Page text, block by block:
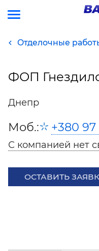
Отделочные
ФОП
Днепр
Моб.: +380 97
С компанией нет
ОСТАВИТЬ